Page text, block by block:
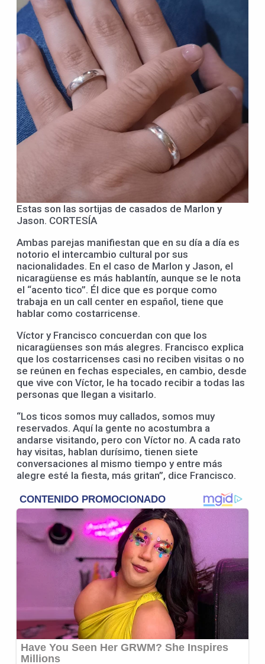
Estas son las sortijas de casados de Marlon y
Jason. CORTESÍA
Ambas parejas manifiestan que en su día a día es
notorio el intercambio cultural por sus
nacionalidades. En el caso de Marlon y Jason, el
nicaragüense es más hablantín, aunque se le nota
el “acento tico”. Él dice que es porque como
trabaja en un call center en español, tiene que
hablar como costarricense.
Víctor y Francisco concuerdan con que los
nicaragüenses son más alegres. Francisco explica
que los costarricenses casi no reciben visitas o no
se reúnen en fechas especiales, en cambio, desde
que vive con Víctor, le ha tocado recibir a todas las
personas que llegan a visitarlo.
“Los ticos somos muy callados, somos muy
reservados. Aquí la gente no acostumbra a
andarse visitando, pero con Víctor no. A cada rato
hay visitas, hablan durísimo, tienen siete
conversaciones al mismo tiempo y entre más
alegre esté la fiesta, más gritan”, dice Francisco.